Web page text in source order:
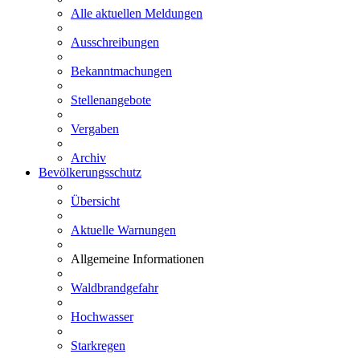
Alle aktuellen Meldungen
Ausschreibungen
Bekanntmachungen
Stellenangebote
Vergaben
Archiv
Bevölkerungsschutz
Übersicht
Aktuelle Warnungen
Allgemeine Informationen
Waldbrandgefahr
Hochwasser
Starkregen